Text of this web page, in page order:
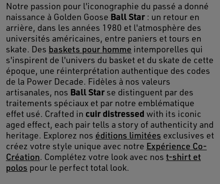
Notre passion pour l'iconographie du passé a donné
naissance à Golden Goose Ball Star : un retour en
arrière, dans les années 1980 et l'atmosphère des
universités américaines, entre paniers et tours en
skate. Des baskets pour homme intemporelles qui
s'inspirent de l'univers du basket et du skate de cette
époque, une réinterprétation authentique des codes
de la Power Decade. Fidèles à nos valeurs
artisanales, nos Ball Star se distinguent par des
traitements spéciaux et par notre emblématique
effet usé. Crafted in cuir distressed with its iconic
aged effect, each pair tells a story of authenticity and
heritage. Explorez nos éditions limitées exclusives et
créez votre style unique avec notre Expérience Co-
Création. Complétez votre look avec nos t-shirt et
polos pour le perfect total look.